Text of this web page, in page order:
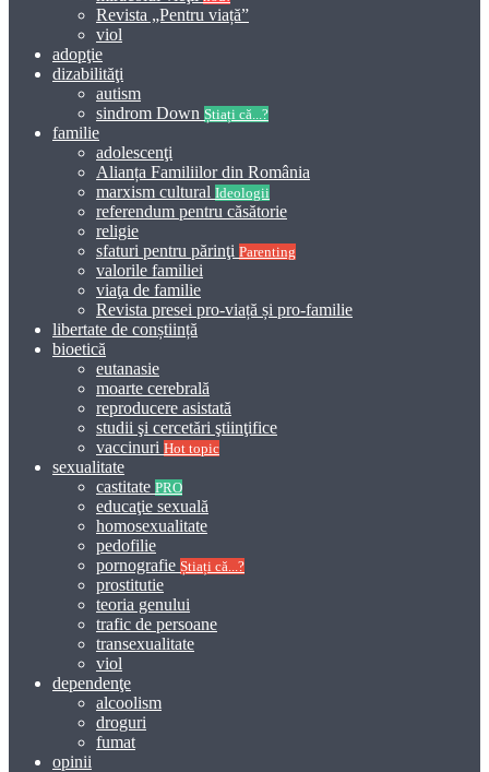
Revista „Pentru viață”
viol
adopţie
dizabilităţi
autism
sindrom Down Știați că...?
familie
adolescenţi
Alianța Familiilor din România
marxism cultural Ideologii
referendum pentru căsătorie
religie
sfaturi pentru părinţi Parenting
valorile familiei
viaţa de familie
Revista presei pro-viață și pro-familie
libertate de conștiință
bioetică
eutanasie
moarte cerebrală
reproducere asistată
studii şi cercetări ştiinţifice
vaccinuri Hot topic
sexualitate
castitate PRO
educaţie sexuală
homosexualitate
pedofilie
pornografie Știați că...?
prostitutie
teoria genului
trafic de persoane
transexualitate
viol
dependenţe
alcoolism
droguri
fumat
opinii